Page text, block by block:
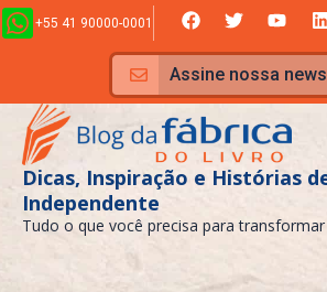
Ir
para
conteúdo
+55 41 90000-0001 F
a
c
e
b
o
o
k
T
w
i
t
t
e
r
Y
o
u
t
u
b
e
i
Assine nossa
Dicas, Inspiração e Histórias
Independente
Tudo o que você precisa para